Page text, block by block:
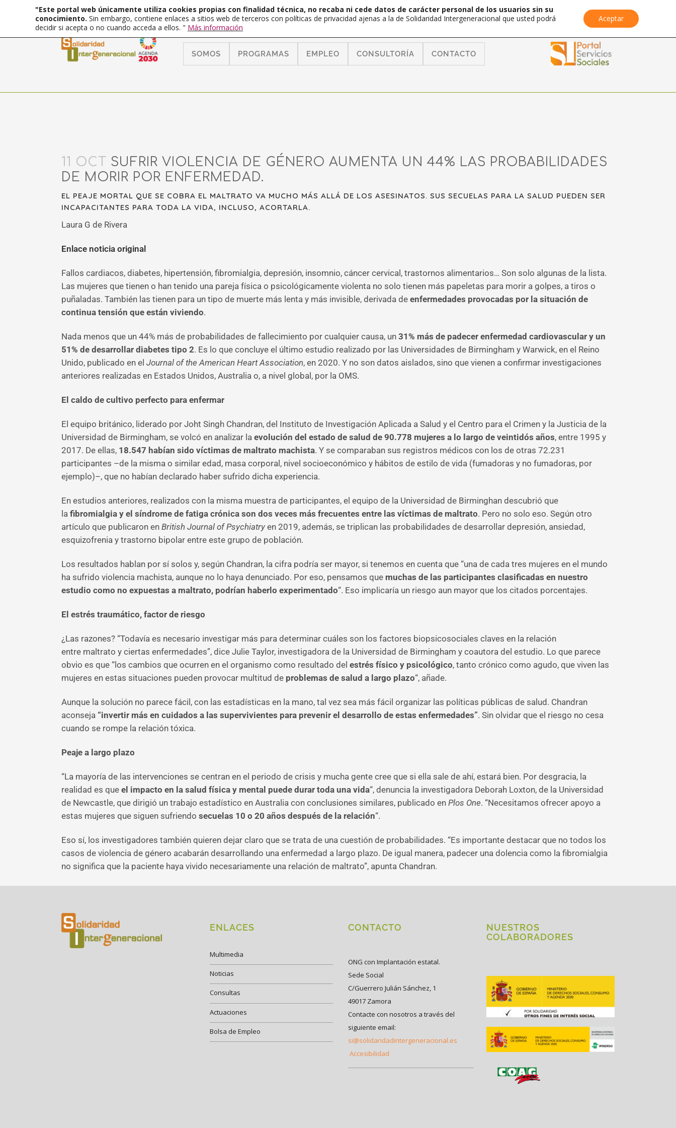
SOMOS PROGRAMAS EMPLEO CONSULTORÍA CONTACTO
11 OCT
SUFRIR VIOLENCIA DE GÉNERO AUMENTA UN 44% LAS PROBABILIDADES
DE MORIR POR ENFERMEDAD.
EL PEAJE MORTAL QUE SE COBRA EL MALTRATO VA MUCHO MÁS ALLÁ DE LOS ASESINATOS. SUS SECUELAS PARA LA SALUD PUEDEN SER
INCAPACITANTES PARA TODA LA VIDA, INCLUSO, ACORTARLA.
Laura G de Rivera
Enlace noticia original
Fallos cardiacos, diabetes, hipertensión, fibromialgia, depresión, insomnio, cáncer cervical, trastornos alimentarios… Son solo algunas de la lista.
Las mujeres que tienen o han tenido una pareja física o psicológicamente violenta no solo tienen más papeletas para morir a golpes, a tiros o
puñaladas. También las tienen para un tipo de muerte más lenta y más invisible, derivada de enfermedades provocadas por la situación de
continua tensión que están viviendo.
Nada menos que un 44% más de probabilidades de fallecimiento por cualquier causa, un 31% más de padecer enfermedad cardiovascular y un
51% de desarrollar diabetes tipo 2. Es lo que concluye el último estudio realizado por las Universidades de Birmingham y Warwick, en el Reino
Unido, publicado en el Journal of the American Heart Association, en 2020. Y no son datos aislados, sino que vienen a confirmar investigaciones
anteriores realizadas en Estados Unidos, Australia o, a nivel global, por la OMS.
El caldo de cultivo perfecto para enfermar
El equipo británico, liderado por Joht Singh Chandran, del Instituto de Investigación Aplicada a Salud y el Centro para el Crimen y la Justicia de la
Universidad de Birmingham, se volcó en analizar la evolución del estado de salud de 90.778 mujeres a lo largo de veintidós años, entre 1995 y
2017. De ellas, 18.547 habían sido víctimas de maltrato machista. Y se comparaban sus registros médicos con los de otras 72.231
participantes –de la misma o similar edad, masa corporal, nivel socioeconómico y hábitos de estilo de vida (fumadoras y no fumadoras, por
ejemplo)–, que no habían declarado haber sufrido dicha experiencia.
En estudios anteriores, realizados con la misma muestra de participantes, el equipo de la Universidad de Birminghan descubrió que
la fibromialgia y el síndrome de fatiga crónica son dos veces más frecuentes entre las víctimas de maltrato. Pero no solo eso. Según otro
artículo que publicaron en British Journal of Psychiatry en 2019, además, se triplican las probabilidades de desarrollar depresión, ansiedad,
esquizofrenia y trastorno bipolar entre este grupo de población.
Los resultados hablan por sí solos y, según Chandran, la cifra podría ser mayor, si tenemos en cuenta que “una de cada tres mujeres en el mundo
ha sufrido violencia machista, aunque no lo haya denunciado. Por eso, pensamos que muchas de las participantes clasificadas en nuestro
estudio como no expuestas a maltrato, podrían haberlo experimentado“. Eso implicaría un riesgo aun mayor que los citados porcentajes.
El estrés traumático, factor de riesgo
¿Las razones? “Todavía es necesario investigar más para determinar cuáles son los factores biopsicosociales claves en la relación
entre maltrato y ciertas enfermedades”, dice Julie Taylor, investigadora de la Universidad de Birmingham y coautora del estudio. Lo que parece
obvio es que “los cambios que ocurren en el organismo como resultado del estrés físico y psicológico, tanto crónico como agudo, que viven las
mujeres en estas situaciones pueden provocar multitud de problemas de salud a largo plazo“, añade.
Aunque la solución no parece fácil, con las estadísticas en la mano, tal vez sea más fácil organizar las políticas públicas de salud. Chandran
aconseja “invertir más en cuidados a las supervivientes para prevenir el desarrollo de estas enfermedades”. Sin olvidar que el riesgo no cesa
cuando se rompe la relación tóxica.
Peaje a largo plazo
“La mayoría de las intervenciones se centran en el periodo de crisis y mucha gente cree que si ella sale de ahí, estará bien. Por desgracia, la
realidad es que el impacto en la salud física y mental puede durar toda una vida“, denuncia la investigadora Deborah Loxton, de la Universidad
de Newcastle, que dirigió un trabajo estadístico en Australia con conclusiones similares, publicado en Plos One. “Necesitamos ofrecer apoyo a
estas mujeres que siguen sufriendo secuelas 10 o 20 años después de la relación“.
Eso sí, los investigadores también quieren dejar claro que se trata de una cuestión de probabilidades. “Es importante destacar que no todos los
casos de violencia de género acabarán desarrollando una enfermedad a largo plazo. De igual manera, padecer una dolencia como la fibromialgia
no significa que la paciente haya vivido necesariamente una relación de maltrato”, apunta Chandran.
ENLACES
Multimedia
Noticias
Consultas
Actuaciones
Bolsa de Empleo
CONTACTO
ONG con Implantación estatal.
Sede Social
C/Guerrero Julián Sánchez, 1
49017 Zamora
Contacte con nosotros a través del
siguiente email:
si@solidaridadintergeneracional.es
Accesibilidad
NUESTROS
COLABORADORES
"Este portal web únicamente utiliza cookies propias con finalidad técnica, no recaba ni cede datos de carácter personal de los usuarios sin su
conocimiento. Sin embargo, contiene enlaces a sitios web de terceros con políticas de privacidad ajenas a la de Solidaridad Intergeneracional que usted podrá
decidir si acepta o no cuando acceda a ellos. " Más información
Aceptar